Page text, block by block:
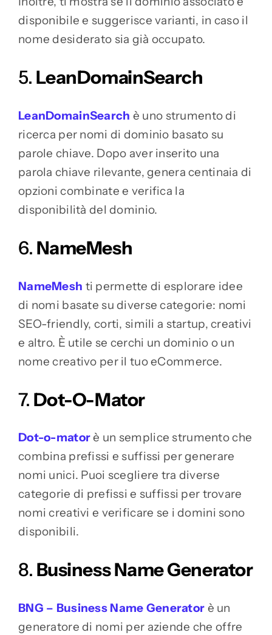
disponibile e suggerisce varianti, in caso il
nome desiderato sia già occupato.
5. LeanDomainSearch
LeanDomainSearch è uno strumento di
ricerca per nomi di dominio basato su
parole chiave. Dopo aver inserito una
parola chiave rilevante, genera centinaia di
opzioni combinate e verifica la
disponibilità del dominio.
6. NameMesh
NameMesh ti permette di esplorare idee
di nomi basate su diverse categorie: nomi
SEO-friendly, corti, simili a startup, creativi
e altro. È utile se cerchi un dominio o un
nome creativo per il tuo eCommerce.
7. Dot-O-Mator
Dot-o-matorè un semplice strumento che
combina prefissi e suffissi per generare
nomi unici. Puoi scegliere tra diverse
categorie di prefissi e suffissi per trovare
nomi creativi e verificare se i domini sono
disponibili.
8. Business Name Generator
BNG – Business Name Generator è un
generatore di nomi per aziende che offre